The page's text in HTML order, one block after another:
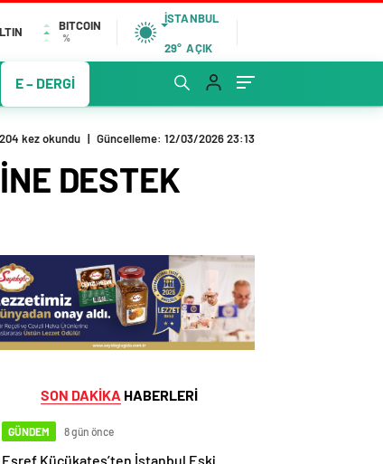
BITCOIN
%
İSTANBUL
29° AÇIK
E – DERGİ
204 kez okundu | Güncelleme: 12/03/2026 23:13
DESTEK
SON DAKİKA HABERLERİ
GÜNDEM 8 gün önce
Eşref Küçükateş’ten İstanbul Eski